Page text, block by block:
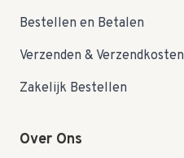
Bestellen en Betalen
Verzenden & Verzendkosten
Zakelijk Bestellen
Over Ons